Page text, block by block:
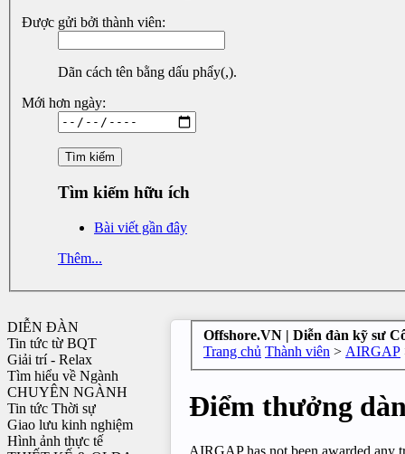
Được gửi bởi thành viên:
Dãn cách tên bằng dấu phẩy(,).
Mới hơn ngày:
Tìm kiếm hữu ích
Bài viết gần đây
Thêm...
DIỄN ĐÀN
Tin tức từ BQT
Giải trí - Relax
Tìm hiểu về Ngành
CHUYÊN NGÀNH
Tin tức Thời sự
Giao lưu kinh nghiệm
Hình ảnh thực tế
Offshore.VN | Diễn đàn kỹ sư
Trang chủ Thành viên > AIRGAP
Điểm thưởng
AIRGAP has not been awarded any